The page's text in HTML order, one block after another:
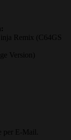
Remix (C64GS
Version)
E-Mail.